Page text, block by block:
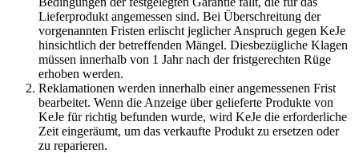
Lieferprodukt angemessen sind. Bei Überschreitung der
vorgenannten Fristen erlischt jeglicher Anspruch gegen KeJe
hinsichtlich der betreffenden Mängel. Diesbezügliche Klagen
müssen innerhalb von 1 Jahr nach der fristgerechten Rüge
erhoben werden.
Reklamationen werden innerhalb einer angemessenen Frist
bearbeitet. Wenn die Anzeige über gelieferte Produkte von
KeJe für richtig befunden wurde, wird KeJe die erforderliche
Zeit eingeräumt, um das verkaufte Produkt zu ersetzen oder
zu reparieren.